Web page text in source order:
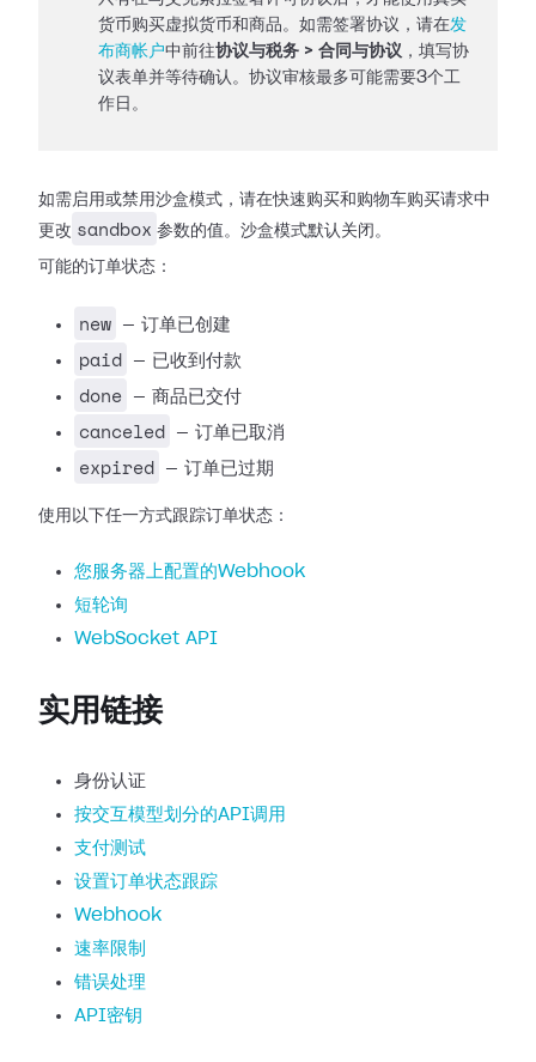
货币购买虚拟货币和商品。如需签署协议，请在发
布商帐户中前往协议与税务 > 合同与协议 ，填写协
议表单并等待确认。协议审核最多可能需要3个工
作日。
如需启用或禁用沙盒模式，请在快速购买和购物车购买请求中
更改 sandbox 参数的值。沙盒模式默认关闭。
可能的订单状态：
new — 订单已创建
paid — 已收到付款
done — 商品已交付
canceled — 订单已取消
expired — 订单已过期
使用以下任一方式跟踪订单状态：
您服务器上配置的Webhook
短轮询
WebSocket API
实用链接
身份认证
按交互模型划分的API调用
支付测试
设置订单状态跟踪
Webhook
速率限制
错误处理
API密钥